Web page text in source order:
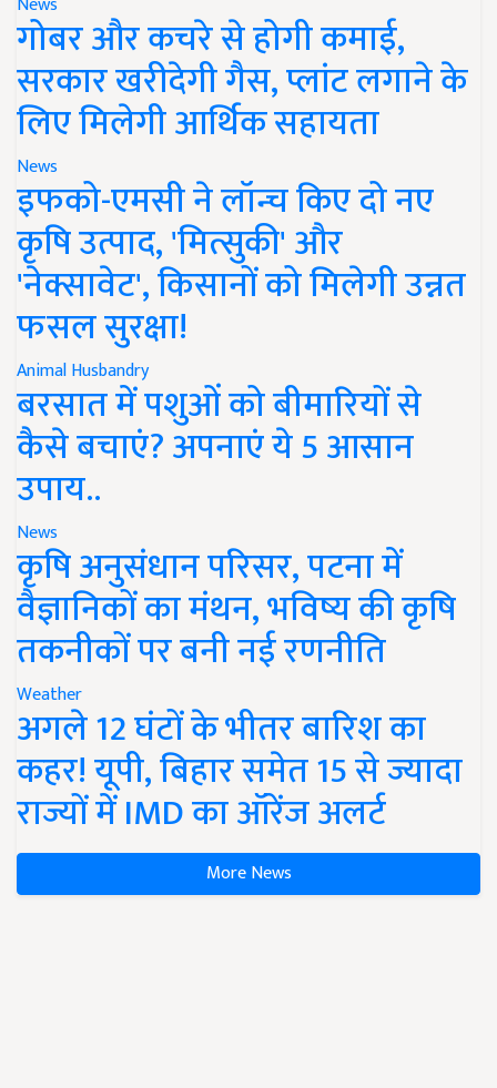
गोबर और कचरे से होगी कमाई,
सरकार खरीदेगी गैस, प्लांट लगाने के
लिए मिलेगी आर्थिक सहायता
News
इफको-एमसी ने लॉन्च किए दो नए
कृषि उत्पाद, 'मित्सुकी' और
'नेक्सावेट', किसानों को मिलेगी उन्नत
फसल सुरक्षा!
Animal Husbandry
बरसात में पशुओं को बीमारियों से
कैसे बचाएं? अपनाएं ये 5 आसान
उपाय..
News
कृषि अनुसंधान परिसर, पटना में
वैज्ञानिकों का मंथन, भविष्य की कृषि
तकनीकों पर बनी नई रणनीति
Weather
अगले 12 घंटों के भीतर बारिश का
कहर! यूपी, बिहार समेत 15 से ज्यादा
राज्यों में IMD का ऑरेंज अलर्ट
More News